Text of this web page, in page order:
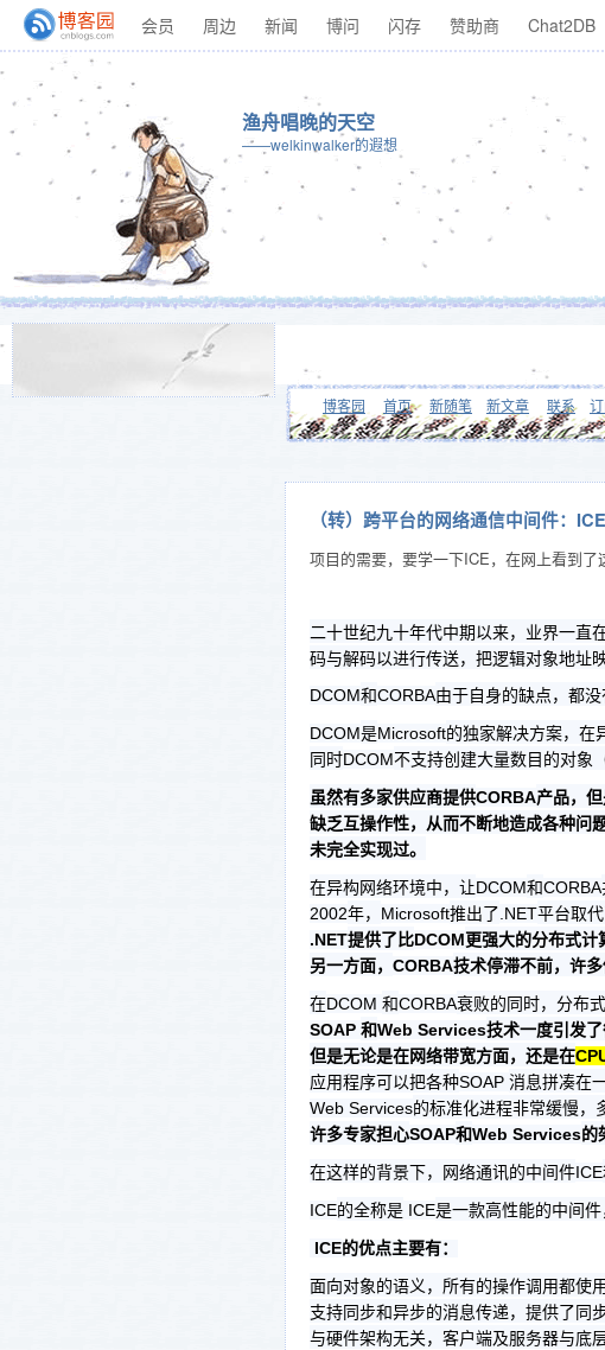
会员 周边 新闻 博问 闪存 赞助商 Chat2DB
渔舟唱晚的天空
——welkinwalker的遐想
博客园 首页 新随笔 新文章 联系
（转）跨平台的网络通信中间件：
项目的需要，要学一下ICE，在网上看到
二十世纪九十年代中期以来，业界一直
码与解码以进行传送，把逻辑对象地址
DCOM和CORBA由于自身的缺点，都
DCOM是Microsoft的独家解决方案，在
同时DCOM不支持创建大量数目的对象
虽然有多家供应商提供CORBA产品，
缺乏互操作性，从而不断地造成各种问
未完全实现过。
在异构网络环境中，让DCOM和CORBA
2002年， Microsoft推出了 .NET平台取
.NET提供了比DCOM更强大的分布式
另一方面， CORBA技术停滞不前，许
在DCOM 和CORBA衰败的同时，分布
SOAP 和Web Services技术一度引发
但是无论是在网络带宽方面，还是在
应用程序可以把各种SOAP 消息拼凑在
Web Services的标准化进程非常缓慢，
许多专家担心SOAP和Web Services的
在这样的背景下，网络通讯的中间件ICE
ICE的全称是 ICE是一款高性能的中间
ICE的优点主要有：
面向对象的语义，所有的操作调用都使
支持同步和异步的消息传递，提供了同
与硬件架构无关，客户端及服务器与底